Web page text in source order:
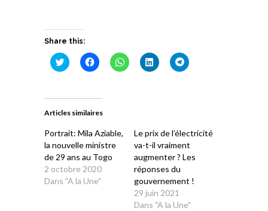
Share this:
Cliquez
pour
dans
nouvelle
Cliquez
pour
dans
nouvelle
Cliquez
pour
Cliquez
pour
Cliquez
pour
Articles similaires
Portrait: Mila Aziable,
la nouvelle ministre
de 29 ans au Togo
2 octobre 2020
Dans "A la Une"
Le prix de l’électricité
va-t-il vraiment
augmenter ? Les
réponses du
gouvernement !
29 juin 2021
Dans "A la Une"